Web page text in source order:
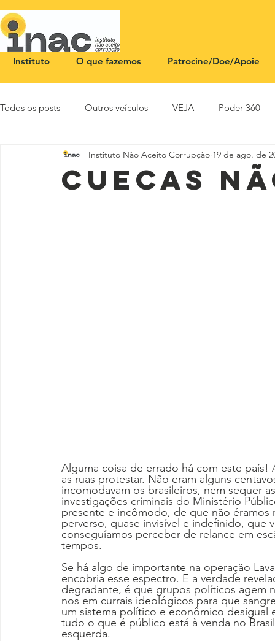
Instituto O que fazemos Patrocine/Doe/Apoie
Todos os posts Outros veículos VEJA Poder 360
NOTA PÚBLICA CEID SBT News Rádio
Cuecas
Instituto Não Aceito Corrupção 19 de ago. de
Alguma coisa de errado há com este país!
as ruas protestar. Não eram alguns
incomodavam os brasileiros, nem sequer
investigações criminais do Ministério
presente e incômodo, de que não
perverso, quase invisível e indefinido, que
conseguíamos perceber de relance em
tempos.
Se há algo de importante na operação
encobria esse espectro. E a verdade
degradante, é que grupos políticos agem
nos em currais ideológicos para que
um sistema político e econômico
tudo o que é público está à venda no
esquerda.